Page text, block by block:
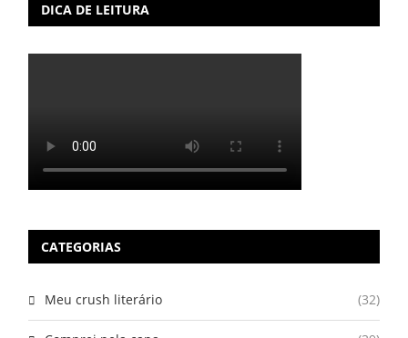
DICA DE LEITURA
CATEGORIAS
Meu crush literário (32)